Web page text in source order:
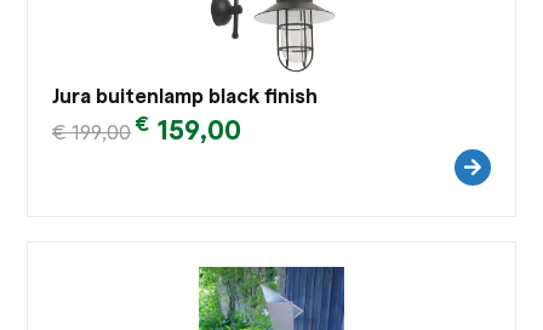
Jura buitenlamp black finish
€199,00€ 159,00